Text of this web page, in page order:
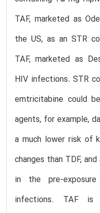
TAF, marketed as
the US, as an STR
TAF, marketed as
HIV infections. STR
emtricitabine could
agents, for example,
a much lower risk of
changes than TDF,
in the pre-
infections. TAF is